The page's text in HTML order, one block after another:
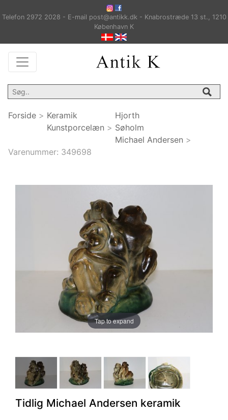
Telefon 2972 2028 - E-mail post@antikk.dk - Knabrostræde 13 st., 1210
København K
Forside > Keramik
Kunstporcelæn >
Hjorth
Søholm
Michael Andersen >
Varenummer: 349698
Tap to expand
Tidlig Michael Andersen keramik